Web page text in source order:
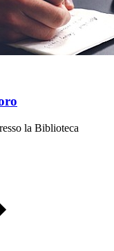
la Biblioteca